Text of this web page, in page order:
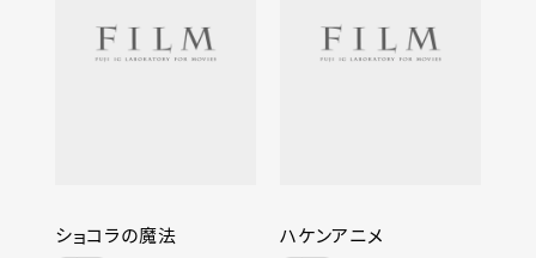
ショコラの魔法 ハケンアニメ